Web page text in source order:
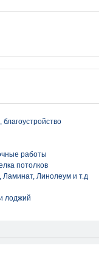
работы
потолков
Ламинат, Линолеум и т.д
лоджий